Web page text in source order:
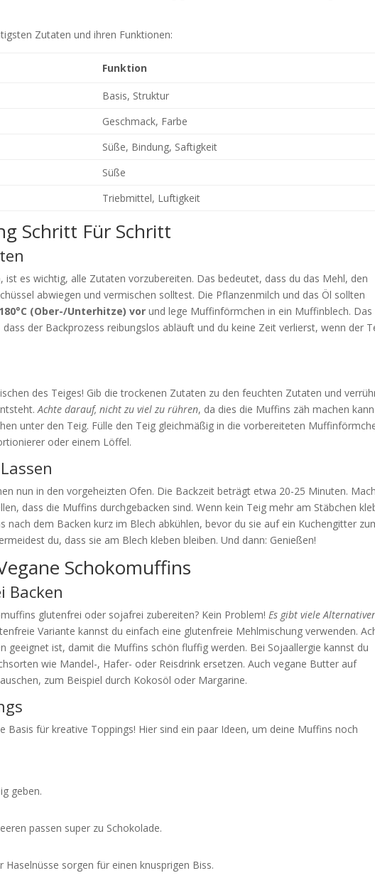
Zutaten und ihren Funktionen:
Funktion
Basis, Struktur
Geschmack, Farbe
Süße, Bindung, Saftigkeit
Süße
Triebmittel, Luftigkeit
Schritt Für Schritt
es wichtig, alle Zutaten vorzubereiten. Das bedeutet, dass du das Mehl, den
abwiegen und vermischen solltest. Die Pflanzenmilch und das Öl sollten
(Ober-/Unterhitze) vor und lege Muffinförmchen in ein Muffinblech. Das
der Backprozess reibungslos abläuft und du keine Zeit verlierst, wenn der
des Teiges! Gib die trockenen Zutaten zu den feuchten Zutaten und
Achte darauf, nicht zu viel zu rühren, da dies die Muffins zäh machen
unter den Teig. Fülle den Teig gleichmäßig in die vorbereiteten
oder einem Löffel.
nun in den vorgeheizten Ofen. Die Backzeit beträgt etwa 20-25 Minuten.
dass die Muffins durchgebacken sind. Wenn kein Teig mehr am Stäbchen
nach dem Backen kurz im Blech abkühlen, bevor du sie auf ein Kuchengitter
du, dass sie am Blech kleben bleiben. Und dann: Genießen!
Schokomuffins
Backen
glutenfrei oder sojafrei zubereiten? Kein Problem!Es gibt viele
Variante kannst du einfach eine glutenfreie Mehlmischung verwenden.
geeignet ist, damit die Muffins schön fluffig werden. Bei Sojaallergie kannst du
wie Mandel-, Hafer- oder Reisdrink ersetzen. Auch vegane Butter auf
zum Beispiel durch Kokosöl oder Margarine.
Basis für kreative Toppings! Hier sind ein paar Ideen, um deine Muffins noch
geben.
passen super zu Schokolade.
Haselnüsse sorgen für einen knusprigen Biss.